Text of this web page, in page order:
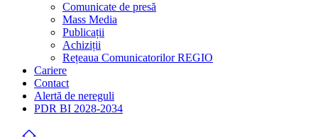
Comunicate de presă
Mass Media
Publicații
Achiziții
Rețeaua Comunicatorilor REGIO
Cariere
Contact
Alertă de nereguli
PDR BI 2028-2034